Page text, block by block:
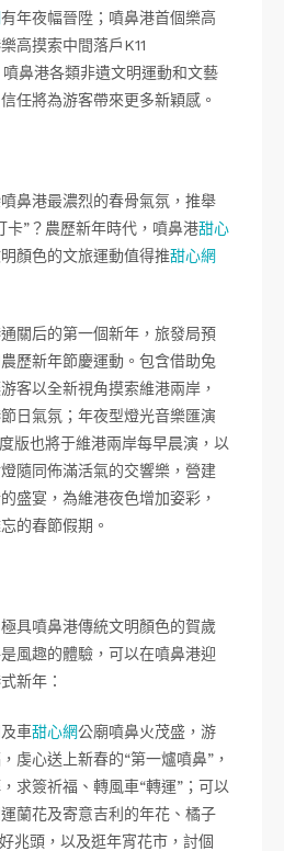
有年夜幅晉陞；噴鼻港首個樂高
高摸索中間落戶K11
鼻港各類非遺文明運動和文藝
任將為游客帶來更多新穎感。
鼻港最濃烈的春骨氣氛，推舉
卡”？農歷新年時代，噴鼻港甜心
顏色的文旅運動值得推甜心網
關后的第一個新年，旅發局預
歷新年節慶運動。包含借助兔
客以全新視角摸索維港兩岸，
日氣氛；年夜型燈光音樂匯演
版也將于維港兩岸每早晨演，以
隨同佈滿活氣的交響樂，營建
盛宴，為維港夜色增加姿彩，
的春節假期。
極具噴鼻港傳統文明顏色的賀歲
風趣的體驗，可以在噴鼻港迎
新年：
車甜心網公廟噴鼻火茂盛，游
虔心送上新春的“第一爐噴鼻”，
求簽祈福、轉風車“轉運”；可以
蘭花及寄意吉利的年花、橘子
兆頭，以及逛年宵花市，討個